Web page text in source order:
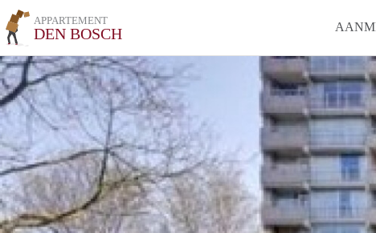
APPARTEMENT
DEN BOSCH